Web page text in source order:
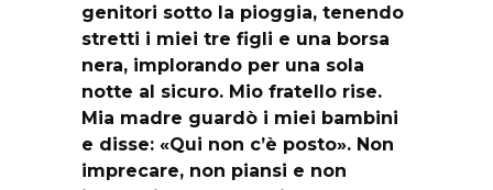
genitori sotto la pioggia, tenendo
stretti i miei tre figli e una borsa
nera, implorando per una sola
notte al sicuro. Mio fratello rise.
Mia madre guardò i miei bambini
e disse: «Qui non c’è posto». Non
imprecare, non piansi e non